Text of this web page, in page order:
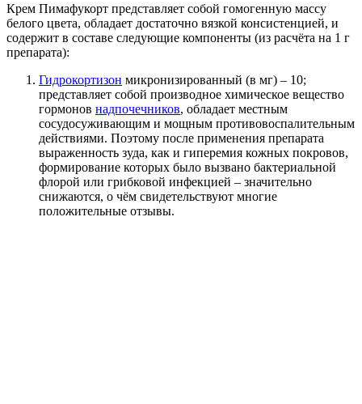
Крем Пимафукорт представляет собой гомогенную массу
белого цвета, обладает достаточно вязкой консистенцией, и
содержит в составе следующие компоненты (из расчёта на 1 г
препарата):
Гидрокортизон микронизированный (в мг) – 10;
представляет собой производное химическое вещество
гормонов надпочечников, обладает местным
сосудосуживающим и мощным противовоспалительным
действиями. Поэтому после применения препарата
выраженность зуда, как и гиперемия кожных покровов,
формирование которых было вызвано бактериальной
флорой или грибковой инфекцией – значительно
снижаются, о чём свидетельствуют многие
положительные отзывы.